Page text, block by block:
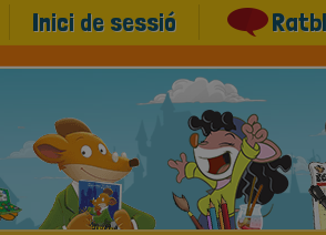
Inici de sessió